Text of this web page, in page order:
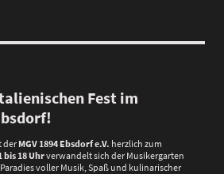
Fest im
der MGV 1894 Ebsdorf e.V. herzlich zum
bis 18 Uhrverwandelt sich der Musikergarten
voller Musik, Spaß und kulinarischer